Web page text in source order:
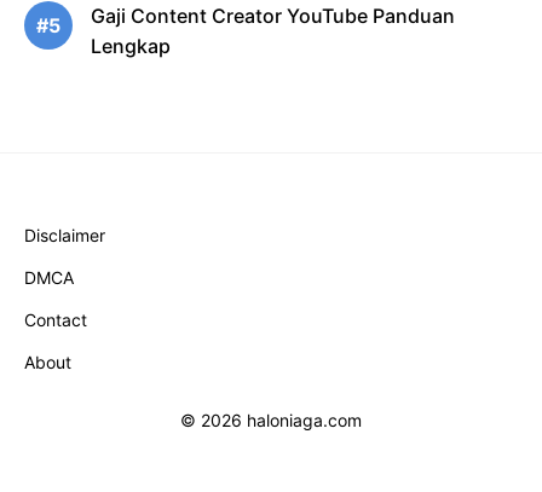
#5
Gaji Content Creator YouTube Panduan
Lengkap
Disclaimer
DMCA
Contact
About
© 2026 haloniaga.com